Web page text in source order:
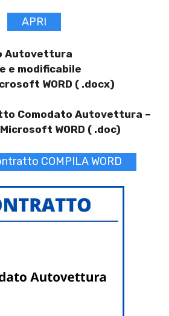
APRI
Autovettura
e modificabile
WORD ( .docx)
Comodato Autovettura –
WORD ( .doc)
COMPILA WORD